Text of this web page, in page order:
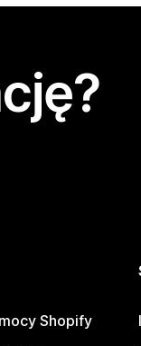
Shopify